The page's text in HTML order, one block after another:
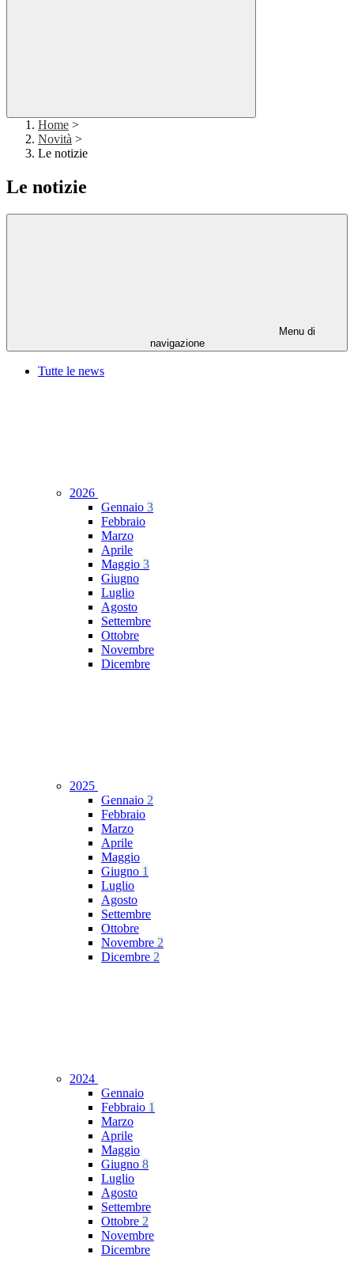
Home >
Novità >
Le notizie
Le notizie
Menu di
navigazione
Tutte le news
2026
Gennaio 3
Febbraio
Marzo
Aprile
Maggio 3
Giugno
Luglio
Agosto
Settembre
Ottobre
Novembre
Dicembre
2025
Gennaio 2
Febbraio
Marzo
Aprile
Maggio
Giugno 1
Luglio
Agosto
Settembre
Ottobre
Novembre 2
Dicembre 2
2024
Gennaio
Febbraio 1
Marzo
Aprile
Maggio
Giugno 8
Luglio
Agosto
Settembre
Ottobre 2
Novembre
Dicembre